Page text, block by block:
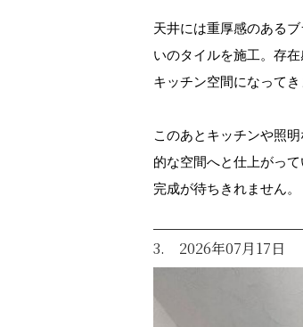
天井には重厚感のある
いのタイルを施工。存
キッチン空間になってき
このあとキッチンや照
的な空間へと仕上がって
完成が待ちきれません。
3. 2026年07月17日